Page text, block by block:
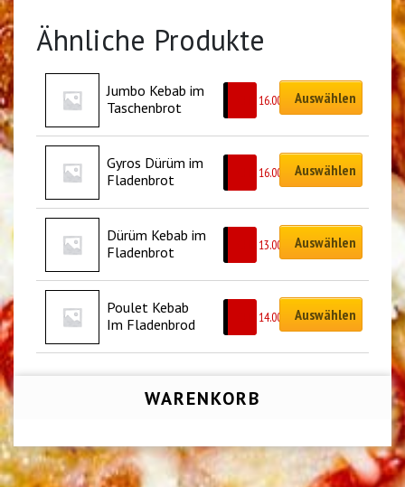
Ähnliche Produkte
Jumbo Kebab im
Taschenbrot
16.00 Auswählen
Gyros Dürüm im
Fladenbrot
16.00 Auswählen
Dürüm Kebab im
Fladenbrot
13.00 Auswählen
Poulet Kebab
Im Fladenbrod
14.00 Auswählen
WARENKORB